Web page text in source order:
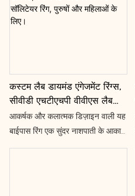
कस्टम लैब डायमंड एंगेजमेंट रिंग्स,
सीवीडी एचटीएचपी वीवीएस लैब
ग्रोन डायमंड, 14 कैरेट गोल्ड
पियर कट सॉलिटेयर रिंग, पुरुषों
आकर्षक और कलात्मक डिज़ाइन वाली यह
बाईपास रिंग एक सुंदर नाशपाती के आकार
के लैब-ग्रोन डायमंड से सुसज्जित है,